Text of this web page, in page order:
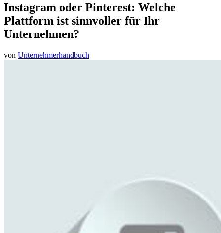
Instagram oder Pinterest: Welche
Plattform ist sinnvoller für Ihr
Unternehmen?
von Unternehmerhandbuch